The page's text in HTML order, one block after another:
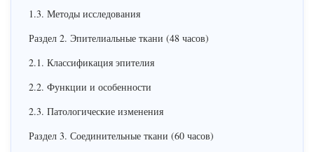
1.3. Методы исследования
Раздел 2. Эпителиальные ткани (48 часов)
2.1. Классификация эпителия
2.2. Функции и особенности
2.3. Патологические изменения
Раздел 3. Соединительные ткани (60 часов)